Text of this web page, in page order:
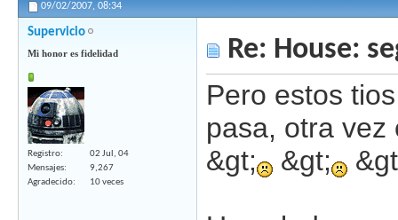
09/02/2007, 08:34
Supervicio
Mi honor es fidelidad
Registro
02 Jul, 04
Mensajes
9,267
Agradecido
10 veces
Re: House:
Pero estos
pasa, otra vez
&gt;
&gt;